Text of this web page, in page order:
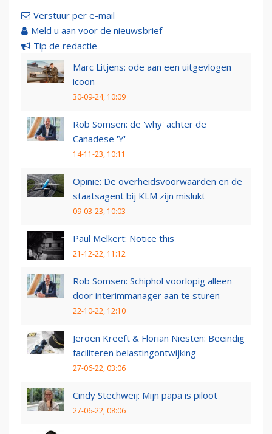
Verstuur per e-mail
Meld u aan voor de nieuwsbrief
Tip de redactie
Marc Litjens: ode aan een uitgevlogen
icoon
30-09-24, 10:09
Rob Somsen: de 'why' achter de
Canadese 'Y'
14-11-23, 10:11
Opinie: De overheidsvoorwaarden en de
staatsagent bij KLM zijn mislukt
09-03-23, 10:03
Paul Melkert: Notice this
21-12-22, 11:12
Rob Somsen: Schiphol voorlopig alleen
door interimmanager aan te sturen
22-10-22, 12:10
Jeroen Kreeft & Florian Niesten: Beëindig
faciliteren belastingontwijking
27-06-22, 03:06
Cindy Stechweij: Mijn papa is piloot
27-06-22, 08:06